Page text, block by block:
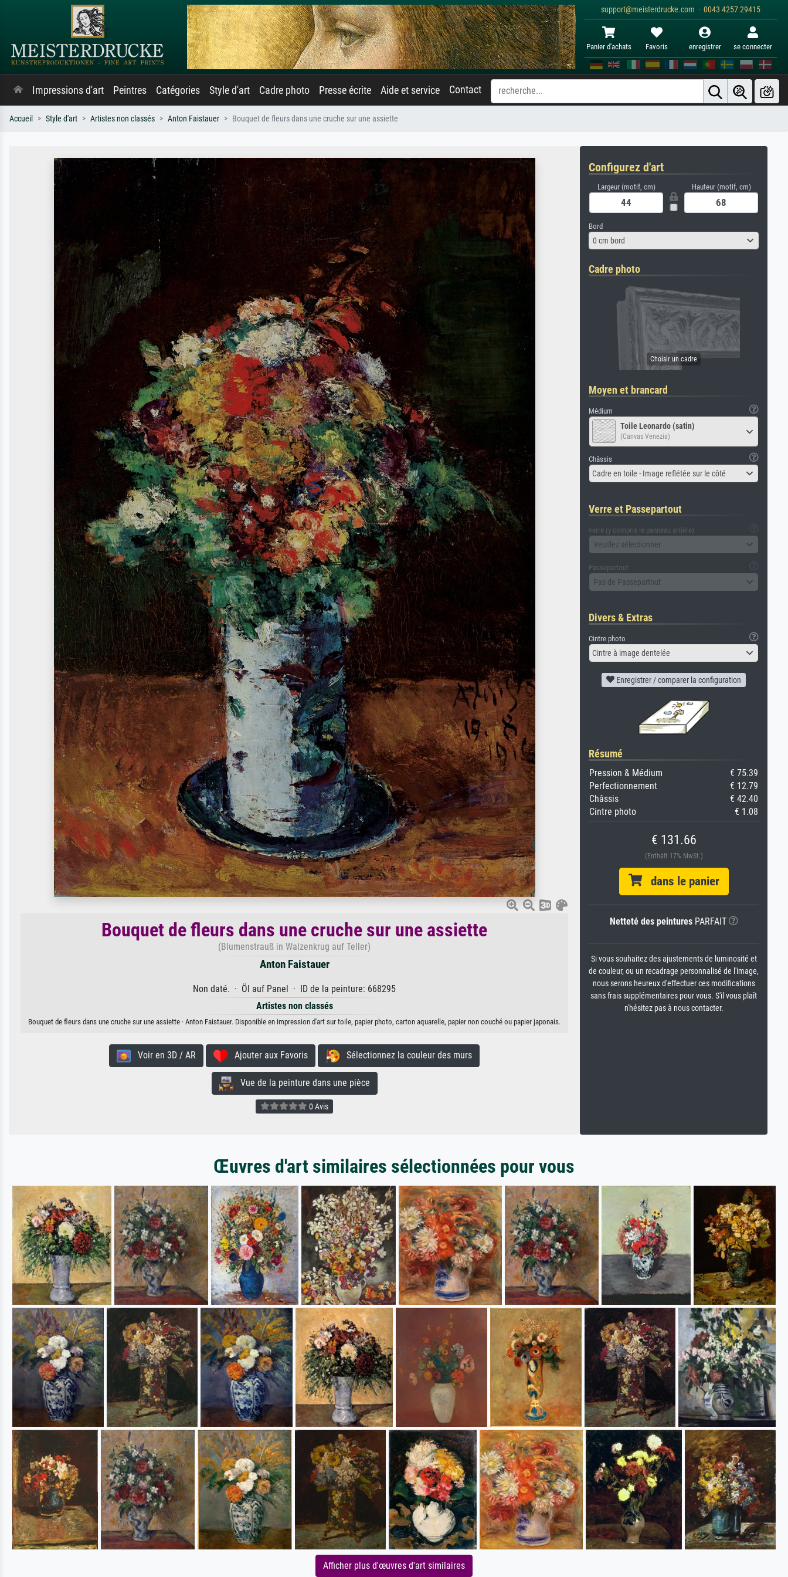
support@meisterdrucke.com · 0043 4257 29415
Panier d'achats Favoris enregistrer se connecter
Impressions d'art Peintres Catégories Style d'art Cadre photo Presse écrite Aide et service Contact
Accueil Style d'art Artistes non classés Anton Faistauer Bouquet de fleurs dans une cruche sur une assiette
Bouquet de fleurs dans une cruche sur une assiette
(Blumenstrauß in Walzenkrug auf Teller)
Anton Faistauer
Non daté. · Öl auf Panel · ID de la peinture: 668295
Artistes non classés
Bouquet de fleurs dans une cruche sur une assiette · Anton Faistauer. Disponible en impression d'art sur toile, papier photo, carton aquarelle, papier non couché ou papier japonais.
Voir en 3D / AR Ajouter aux Favoris Sélectionnez la couleur des murs
Vue de la peinture dans une pièce
0 Avis
Configurez d'art
Largeur (motif, cm) Hauteur (motif, cm)
Bord
0 cm bord
Cadre photo
Moyen et brancard
Médium
Toile Leonardo (satin)
(Canvas Venezia)
Châssis
Cadre en toile - Image reflétée sur le côté
Verre et Passepartout
verre (y compris le panneau arrière)
Veuillez sélectionner
Passepartout
Pas de Passepartout
Divers & Extras
Cintre photo
Cintre à image dentelée
Enregistrer / comparer la configuration
Résumé
Pression & Médium
€ 75.39
Perfectionnement
€ 12.79
Châssis
€ 42.40
Cintre photo
€ 1.08
€ 131.66
(Enthält 17% MwSt.)
dans le panier
Netteté des peinturesPARFAIT
Si vous souhaitez des ajustements de luminosité et
de couleur, ou un recadrage personnalisé de l'image,
nous serons heureux d'effectuer ces modifications
sans frais supplémentaires pour vous. S'il vous plaît
n'hésitez pas à nous contacter.
Œuvres d'art similaires sélectionnées pour vous
Afficher plus d'œuvres d'art similaires